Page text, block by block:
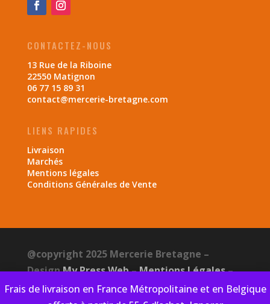
Frais de livraison en France Métropolitaine et en Belgique
CONTACTEZ-NOUS
13 Rue de la Riboine
22550 Matignon
06 77 15 89 31
contact@mercerie-bretagne.com
LIENS RAPIDES
Livraison
Marchés
Mentions légales
Conditions Générales de Vente
@copyright 2025 Mercerie Bretagne –
DesignMy Press Web–Mentions Légales–
CGV–Politique de confidentialité